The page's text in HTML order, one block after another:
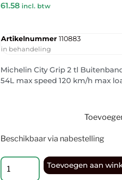
61.58 incl. btw
Artikelnummer 110883
in behandeling
Michelin City Grip 2 tl
54L max speed 120 km/h max
Beschikbaar via nabestelling
Toevoegen aan